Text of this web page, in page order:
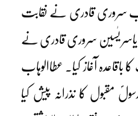
سروری قادری نے نقابت
یٰسین سروری قادری نے
آغاز کیا۔ عطاالوہاب
کا نذرانہ پیش کیا